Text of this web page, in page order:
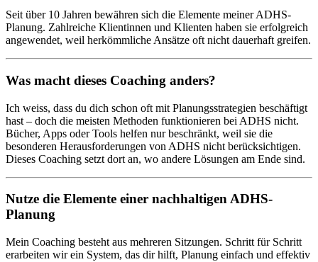
Seit über 10 Jahren bewähren sich die Elemente meiner ADHS-
Planung. Zahlreiche Klientinnen und Klienten haben sie erfolgreich
angewendet, weil herkömmliche Ansätze oft nicht dauerhaft greifen.
Was macht dieses Coaching anders?
Ich weiss, dass du dich schon oft mit Planungsstrategien beschäftigt
hast – doch die meisten Methoden funktionieren bei ADHS nicht.
Bücher, Apps oder Tools helfen nur beschränkt, weil sie die
besonderen Herausforderungen von ADHS nicht berücksichtigen.
Dieses Coaching setzt dort an, wo andere Lösungen am Ende sind.
Nutze die Elemente einer nachhaltigen ADHS-
Planung
Mein Coaching besteht aus mehreren Sitzungen. Schritt für Schritt
erarbeiten wir ein System, das dir hilft, Planung einfach und effektiv